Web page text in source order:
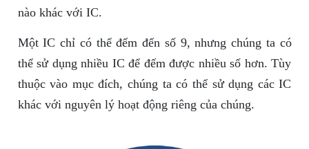
nào khác với IC.
Một IC chỉ có thể đếm đến số 9, nhưng chúng ta có
thể sử dụng nhiều IC để đếm được nhiều số hơn. Tùy
thuộc vào mục đích, chúng ta có thể sử dụng các IC
khác với nguyên lý hoạt động riêng của chúng.